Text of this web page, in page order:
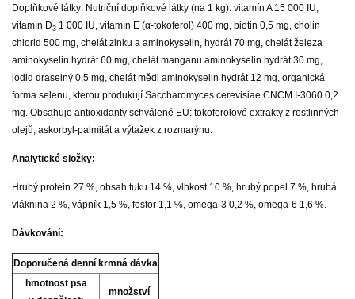
Doplňkové látky: Nutriční doplňkové látky (na 1 kg): vitamín A 15 000 IU,
vitamín D3 1 000 IU, vitamín E (α-tokoferol) 400 mg, biotin 0,5 mg, cholin
chlorid 500 mg, chelát zinku a aminokyselin, hydrát 70 mg, chelát železa
aminokyselin hydrát 60 mg, chelát manganu aminokyselin hydrát 30 mg,
jodid draselný 0,5 mg, chelát mědi aminokyselin hydrát 12 mg, organická
forma selenu, kterou produkují Saccharomyces cerevisiae CNCM I-3060 0,2
mg. Obsahuje antioxidanty schválené EU: tokoferolové extrakty z rostlinných
olejů, askorbyl-palmitát a výtažek z rozmarýnu.
Analytické složky:
Hrubý protein 27 %, obsah tuku 14 %, vlhkost 10 %, hrubý popel 7 %, hrubá
vláknina 2 %, vápník 1,5 %, fosfor 1,1 %, omega-3 0,2 %, omega-6 1,6 %.
Dávkování:
Doporučená denní krmná dávka
hmotnost psa
množství